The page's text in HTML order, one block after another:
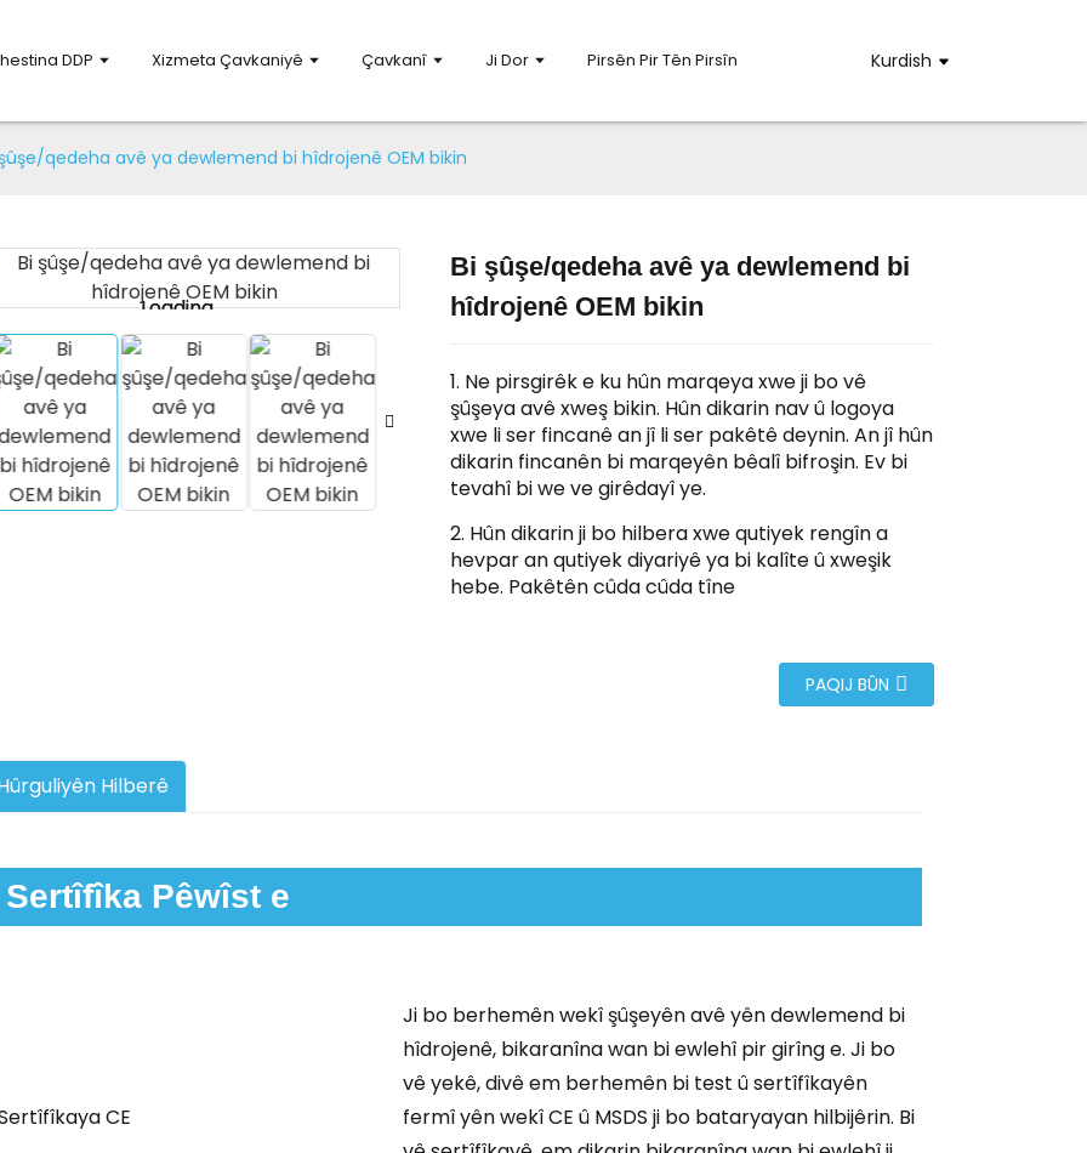
DDP Xizmeta Çavkaniyê Çavkanî Ji Dor Pirsên Pir Tên Pirsîn Kurdish
qedeha avê ya dewlemend bi hîdrojenê OEM bikin
Loading...
Loading... Loading...
Loading...
Bi şûşe/qedeha avê ya dewlemend bi
hîdrojenê OEM bikin
1. Ne pirsgirêk e ku hûn marqeya xwe ji bo vê
şûşeya avê xweş bikin. Hûn dikarin nav û logoya
xwe li ser fincanê an jî li ser pakêtê deynin. An jî hûn
dikarin fincanên bi marqeyên bêalî bifroşin. Ev bi
tevahî bi we ve girêdayî ye.
2. Hûn dikarin ji bo hilbera xwe qutiyek rengîn a
hevpar an qutiyek diyariyê ya bi kalîte û xweşik
hebe. Pakêtên cûda cûda tîne
PAQIJ BÛN
Hilberê
Sertîfîka Pêwîst e
Ji bo berhemên wekî şûşeyên avê yên dewlemend bi
hîdrojenê, bikaranîna wan bi ewlehî pir girîng e. Ji bo
vê yekê, divê em berhemên bi test û sertîfîkayên
fermî yên wekî CE û MSDS ji bo bataryayan hilbijêrin. Bi